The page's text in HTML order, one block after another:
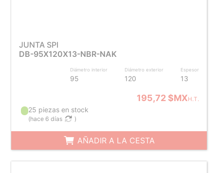
JUNTA SPI
DB-95X120X13-NBR-NAK
Diámetro interior
95
Diámetro exterior
120
Espesor
13
195,72 $MXH.T.
25 piezas en stock
(hace 6 días )
AÑADIR A LA CESTA